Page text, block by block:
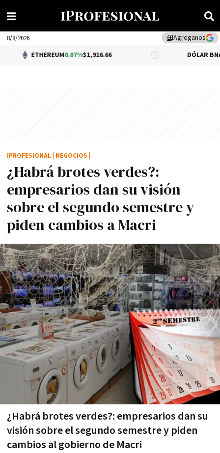
library_addAgreganos
8/8/2026
0.07%$1,916.66 DÓLAR BNA $1,520.00
¿Habrá brotes verdes?:
empresarios dan su visión
sobre el segundo semestre y
piden cambios a Macri
¿Habrá brotes verdes?: empresarios dan su
visión sobre el segundo semestre y piden
cambios al gobierno de Macri
IPROFESIONAL NEGOCIOS